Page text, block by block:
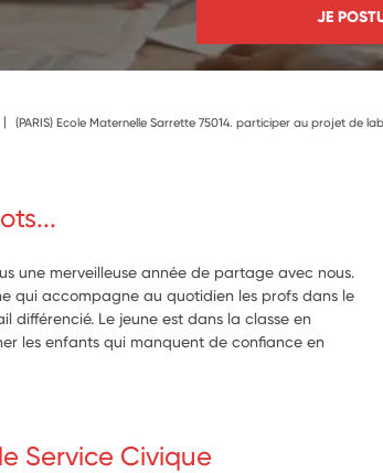
JE
(PARIS) Ecole Maternelle Sarrette 75014. participer au projet de
une merveilleuse année de partage avec nous.
qui accompagne au quotidien les profs dans le
différencié. Le jeune est dans la classe en
les enfants qui manquent de confiance en
Service Civique